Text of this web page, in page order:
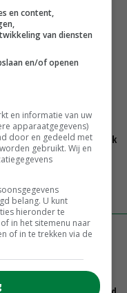
Huizinga: ‘Bezoek van
groente plukken’
onder druk
Huizinga: ‘Bezoek van
groente plukken’
en content,
van diensten
en/of openen
en informatie van uw
apparaatgegevens)
door en gedeeld met
gebruikt. Wij en
belang. U kunt
hieronder te
in het sitemenu naar
of in te trekken via de